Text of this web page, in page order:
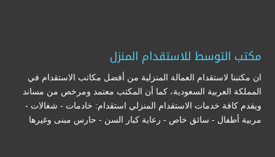
مكتب التوسط للاستقدام المنزل
ان مكتبنا لاستقدام العمالة المنزلية من أفضل مكاتب الاستقدام في
المملكة العربية السعودية، كما أن المكتب معتمد ومرخص من مساند
ويقدم كافة خدمات الاستقدام المنزلي استقدام: خادمات - شغالات -
مربية أطفال - سائق خاص - رعاية كبار السن - حارس مبنى وغيرها